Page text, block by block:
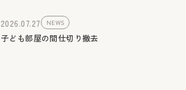
2026.07.27 NEWS
子ども部屋の間仕切り撤去